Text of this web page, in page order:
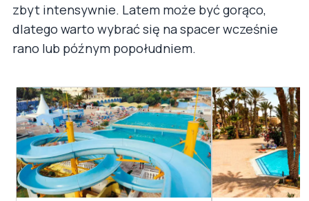
zbyt intensywnie. Latem może być gorąco,
dlatego warto wybrać się na spacer wcześnie
rano lub późnym popołudniem.